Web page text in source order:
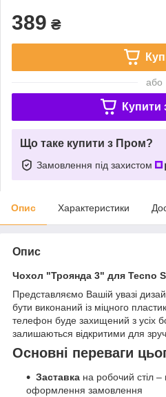
389 ₴
або
Купити
Що таке купити з Пром?
Замовлення під захистом
Опис Характеристики
Опис
Чохол "Троянда 3" для Tecno
Представляємо Вашій увазі
бути виконаний із міцного
телефон буде захищений з усіх
залишаються відкритими для
Основні переваги
Заставка на робочий стіл
оформлення замовлення